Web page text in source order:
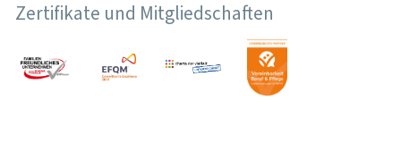
Zertifikate und Mitgliedschaften